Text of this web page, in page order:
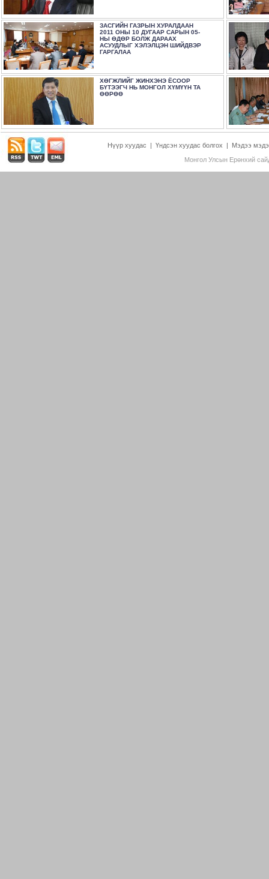
ЗАСГИЙН ГАЗРЫН ХУРАЛДААН
2011 ОНЫ 10 ДУГААР САРЫН 05-
НЫ ӨДӨР БОЛЖ ДАРААХ
АСУУДЛЫГ ХЭЛЭЛЦЭН ШИЙДВЭР
ГАРГАЛАА
ХӨГЖЛИЙГ ЖИНХЭНЭ ЁСООР
БҮТЭЭГЧ НЬ МОНГОЛ ХҮМҮҮН ТА
ӨӨРӨӨ
Нүүр хуудас | Үндсэн хуудас болгох |
Мэдээ
Монгол Улсын Ерөнхий